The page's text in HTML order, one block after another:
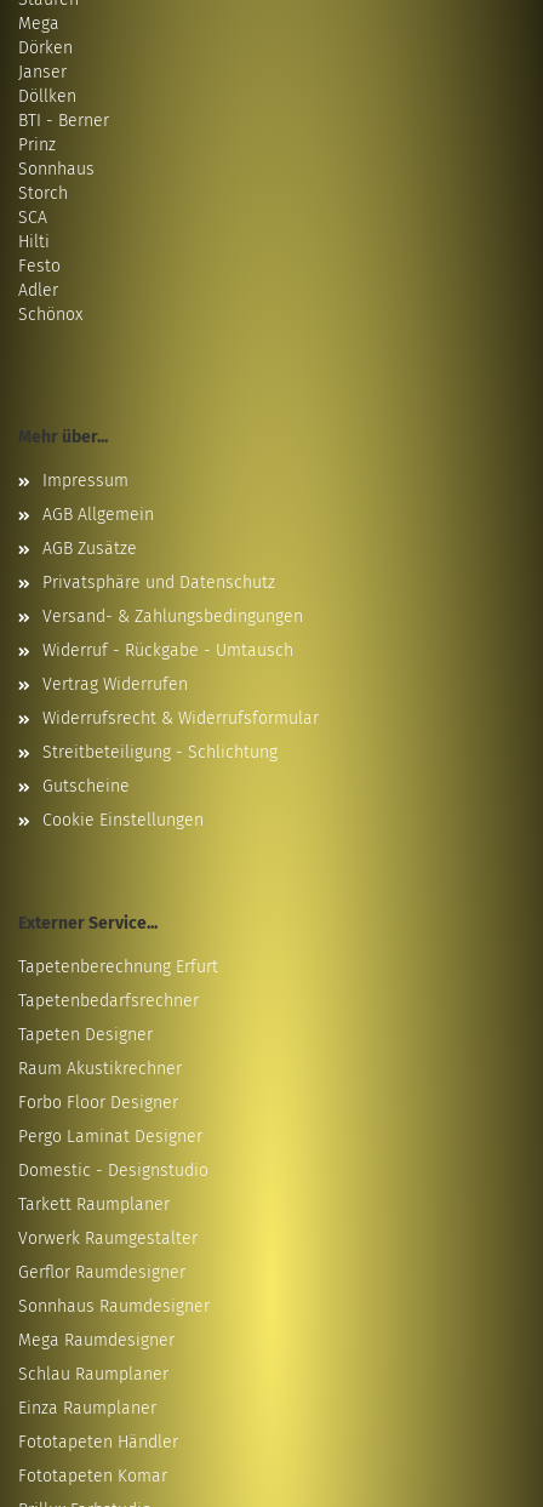
Mega
Dörken
Janser
Döllken
BTI - Berner
Prinz
Sonnhaus
Storch
SCA
Hilti
Festo
Adler
Schönox
Mehr über...
Impressum
AGB Allgemein
AGB Zusätze
Privatsphäre und Datenschutz
Versand- & Zahlungsbedingungen
Widerruf - Rückgabe - Umtausch
Vertrag Widerrufen
Widerrufsrecht & Widerrufsformular
Streitbeteiligung - Schlichtung
Gutscheine
Cookie Einstellungen
Externer Service...
Tapetenberechnung Erfurt
Tapetenbedarfsrechner
Tapeten Designer
Raum Akustikrechner
Forbo Floor Designer
Pergo Laminat Designer
Domestic - Designstudio
Tarkett Raumplaner
Vorwerk Raumgestalter
Gerflor Raumdesigner
Sonnhaus Raumdesigner
Mega Raumdesigner
Schlau Raumplaner
Einza Raumplaner
Fototapeten Händler
Fototapeten Komar